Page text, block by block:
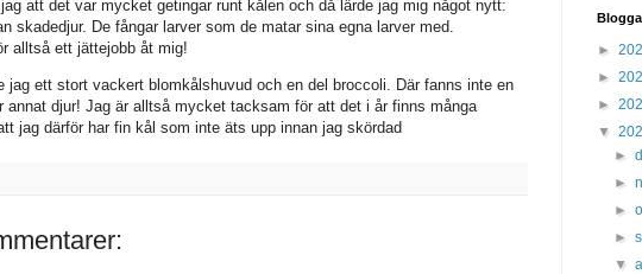
att det var mycket getingar runt kålen och då lärde jag mig något nytt:
skadedjur. De fångar larver som de matar sina egna larver med.
alltså ett jättejobb åt mig!
jag ett stort vackert blomkålshuvud och en del broccoli. Där fanns inte en
annat djur! Jag är alltså mycket tacksam för att det i år finns många
jag därför har fin kål som inte äts upp innan jag skördad
►
►
►
▼
►
►
►
►
▼